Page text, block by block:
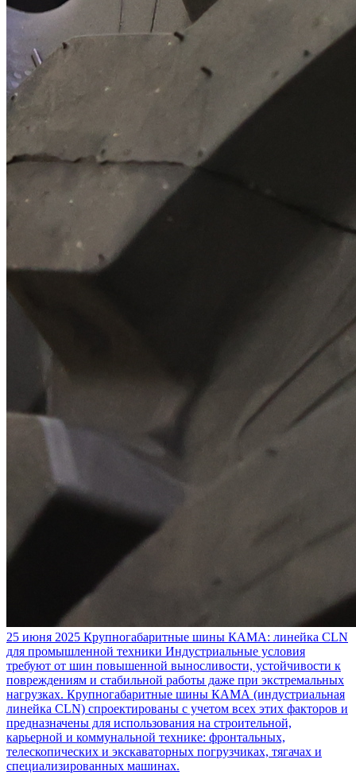
25 июня 2025 Крупногабаритные шины КАМА: линейка CLN
для промышленной техники Индустриальные условия
требуют от шин повышенной выносливости, устойчивости к
повреждениям и стабильной работы даже при экстремальных
нагрузках. Крупногабаритные шины КАМА (индустриальная
линейка CLN) спроектированы с учетом всех этих факторов и
предназначены для использования на строительной,
карьерной и коммунальной технике: фронтальных,
телескопических и экскаваторных погрузчиках, тягачах и
специализированных машинах.